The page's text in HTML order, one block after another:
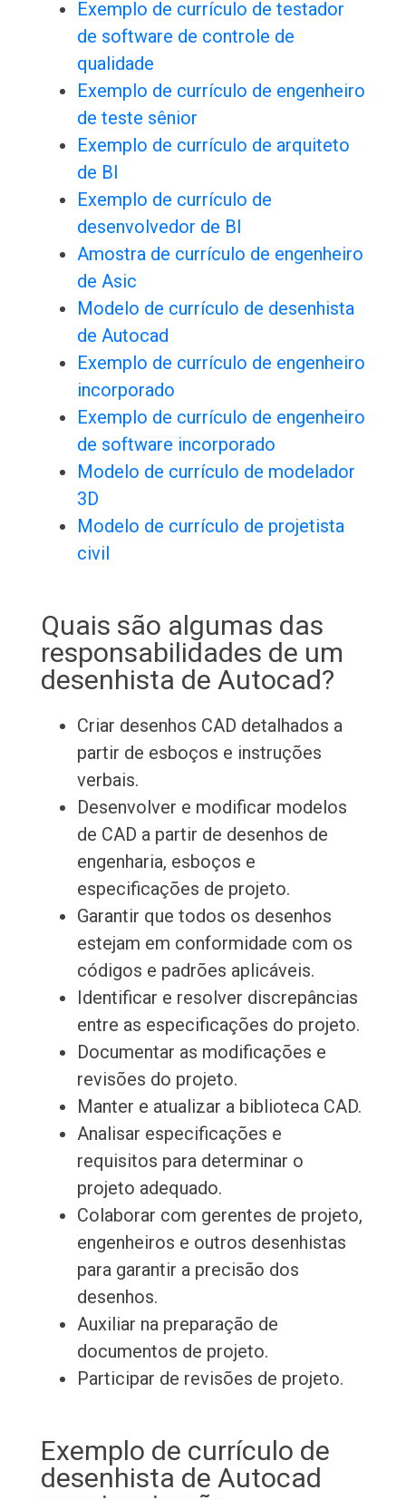
Exemplo de currículo de testador
de software de controle de
qualidade
Exemplo de currículo de engenheiro
de teste sênior
Exemplo de currículo de arquiteto
de BI
Exemplo de currículo de
desenvolvedor de BI
Amostra de currículo de engenheiro
de Asic
Modelo de currículo de desenhista
de Autocad
Exemplo de currículo de engenheiro
incorporado
Exemplo de currículo de engenheiro
de software incorporado
Modelo de currículo de modelador
3D
Modelo de currículo de projetista
civil
Quais são algumas das
responsabilidades de um
desenhista de Autocad?
Criar desenhos CAD detalhados a
partir de esboços e instruções
verbais.
Desenvolver e modificar modelos
de CAD a partir de desenhos de
engenharia, esboços e
especificações de projeto.
Garantir que todos os desenhos
estejam em conformidade com os
códigos e padrões aplicáveis.
Identificar e resolver discrepâncias
entre as especificações do projeto.
Documentar as modificações e
revisões do projeto.
Manter e atualizar a biblioteca CAD.
Analisar especificações e
requisitos para determinar o
projeto adequado.
Colaborar com gerentes de projeto,
engenheiros e outros desenhistas
para garantir a precisão dos
desenhos.
Auxiliar na preparação de
documentos de projeto.
Participar de revisões de projeto.
Exemplo de currículo de
desenhista de Autocad